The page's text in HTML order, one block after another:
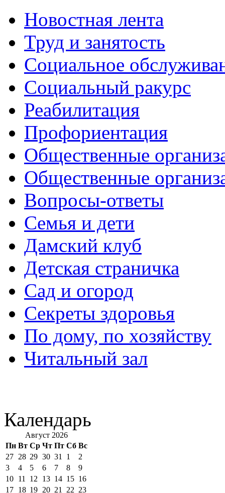
Новостная лента
Труд и занятость
Социальное
Социальный ракурс
Реабилитация
Профориентация
Общественные
Общественные
Вопросы-ответы
Семья и дети
Дамский клуб
Детская страничка
Сад и огород
Секреты здоровья
По дому, по хозяйству
Читальный зал
Календарь
Август 2026
Пн Вт Ср Чт Пт Сб Вс
27 28 29 30 31 1
2
3
4 5 6 7 8
9
10 11 12 13 14 15 16
17 18 19 20 21 22 23